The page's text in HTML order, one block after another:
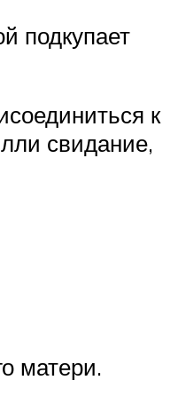
подкупает
к
свидание,
матери.